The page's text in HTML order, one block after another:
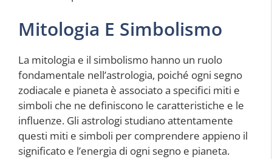
Mitologia E Simbolismo
La mitologia e il simbolismo hanno un ruolo
fondamentale nell’astrologia, poiché ogni segno
zodiacale e pianeta è associato a specifici miti e
simboli che ne definiscono le caratteristiche e le
influenze. Gli astrologi studiano attentamente
questi miti e simboli per comprendere appieno il
significato e l’energia di ogni segno e pianeta.